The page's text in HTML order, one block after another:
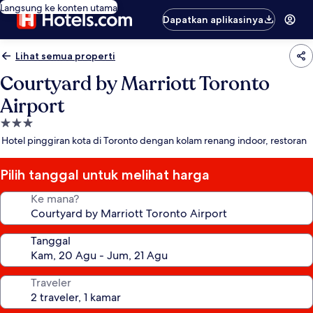
Langsung ke konten utama
Dapatkan aplikasinya
Lihat semua properti
Courtyard by Marriott Toronto
Airport
Properti
bintang
Hotel pinggiran kota di Toronto dengan kolam renang indoor, restoran
Pilih tanggal untuk melihat harga
Ke mana?
Tanggal
Traveler